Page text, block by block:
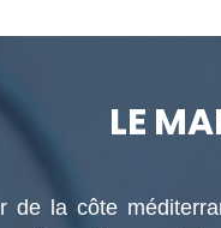
LE
de la côte